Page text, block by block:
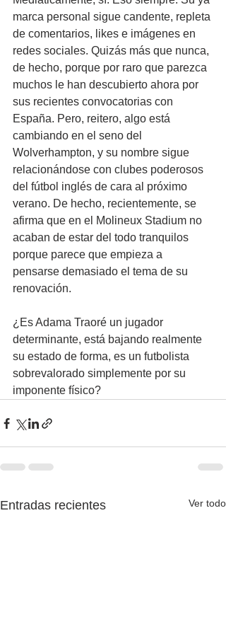
marca personal sigue candente, repleta
de comentarios, likes e imágenes en
redes sociales. Quizás más que nunca,
de hecho, porque por raro que parezca
muchos le han descubierto ahora por
sus recientes convocatorias con
España. Pero, reitero, algo está
cambiando en el seno del
Wolverhampton, y su nombre sigue
relacionándose con clubes poderosos
del fútbol inglés de cara al próximo
verano. De hecho, recientemente, se
afirma que en el Molineux Stadium no
acaban de estar del todo tranquilos
porque parece que empieza a
pensarse demasiado el tema de su
renovación.
¿Es Adama Traoré un jugador
determinante, está bajando realmente
su estado de forma, es un futbolista
sobrevalorado simplemente por su
imponente físico?
Entradas recientes Ver todo